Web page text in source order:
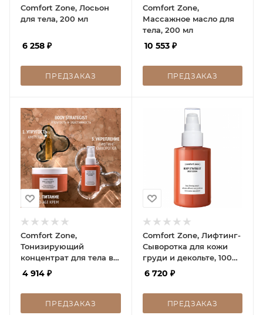
Comfort Zone, Лосьон
для тела, 200 мл
6 258 ₽
ПРЕДЗАКАЗ
Comfort Zone,
Массажное масло для
тела, 200 мл
10 553₽
ПРЕДЗАКАЗ
Comfort Zone,
Тонизирующий
концентрат для тела в
ампулах, 4х10 мл
4 914 ₽
ПРЕДЗАКАЗ
Comfort Zone, Лифтинг-
Сыворотка для кожи
груди и декольте, 100
мл
6 720 ₽
ПРЕДЗАКАЗ